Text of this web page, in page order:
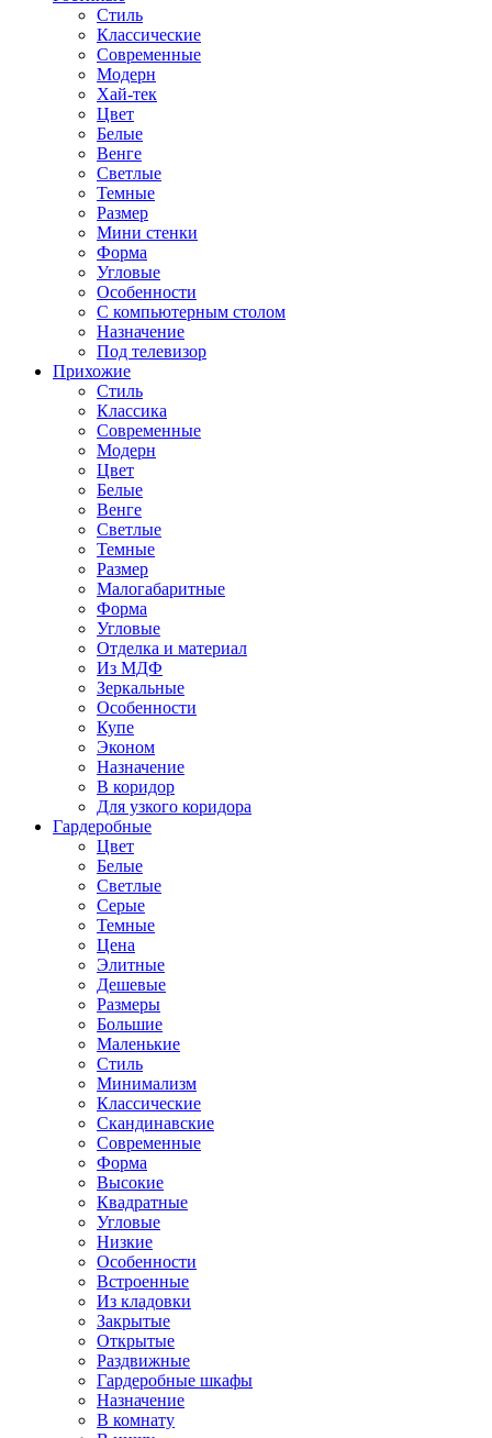
Стиль
Классические
Современные
Модерн
Хай-тек
Цвет
Белые
Венге
Светлые
Темные
Размер
Мини стенки
Форма
Угловые
Особенности
С компьютерным столом
Назначение
Под телевизор
Прихожие
Стиль
Классика
Современные
Модерн
Цвет
Белые
Венге
Светлые
Темные
Размер
Малогабаритные
Форма
Угловые
Отделка и материал
Из МДФ
Зеркальные
Особенности
Купе
Эконом
Назначение
В коридор
Для узкого коридора
Гардеробные
Цвет
Белые
Светлые
Серые
Темные
Цена
Элитные
Дешевые
Размеры
Большие
Маленькие
Стиль
Минимализм
Классические
Скандинавские
Современные
Форма
Высокие
Квадратные
Угловые
Низкие
Особенности
Встроенные
Из кладовки
Закрытые
Открытые
Раздвижные
Гардеробные шкафы
Назначение
В комнату